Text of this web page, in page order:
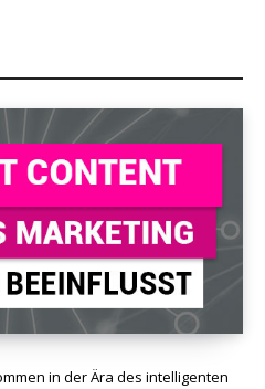
in der Ära des intelligenten